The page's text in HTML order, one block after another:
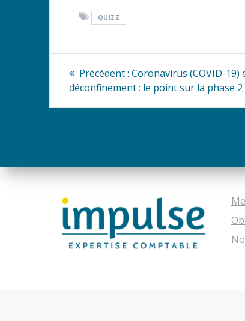
QUIZZ
Navigation
de
Précédent : Article
précédent
Coronavirus (COVID-19)
déconfinement : le point sur la phase 2